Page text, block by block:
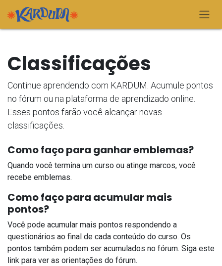
Pular para o conteúdo
Classificações
Continue aprendendo com KARDUM. Acumule pontos
no fórum ou na plataforma de aprendizado online.
Esses pontos farão você alcançar novas
classificações.
Como faço para ganhar emblemas?
Quando você termina um curso ou atinge marcos, você
recebe emblemas.
Como faço para acumular mais
pontos?
Você pode acumular mais pontos respondendo a
questionários ao final de cada conteúdo do curso. Os
pontos também podem ser acumulados no fórum. Siga este
link para ver as orientações do fórum.